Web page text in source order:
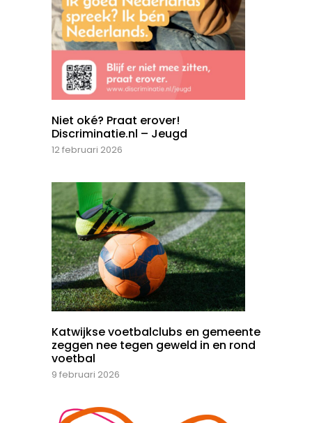
Niet oké? Praat erover!
Discriminatie.nl – Jeugd
12 februari 2026
Katwijkse voetbalclubs en gemeente
zeggen nee tegen geweld in en rond
voetbal
9 februari 2026